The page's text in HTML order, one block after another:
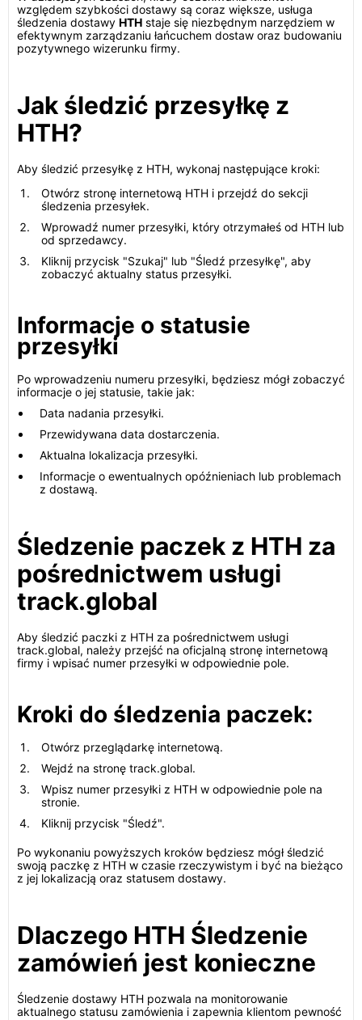
względem szybkości dostawy są coraz większe, usługa
śledzenia dostawy HTH staje się niezbędnym narzędziem w
efektywnym zarządzaniu łańcuchem dostaw oraz budowaniu
pozytywnego wizerunku firmy.
Jak śledzić przesyłkę z
HTH?
Aby śledzić przesyłkę z HTH, wykonaj następujące kroki:
Otwórz stronę internetową HTH i przejdź do sekcji
śledzenia przesyłek.
Wprowadź numer przesyłki, który otrzymałeś od HTH lub
od sprzedawcy.
Kliknij przycisk "Szukaj" lub "Śledź przesyłkę", aby
zobaczyć aktualny status przesyłki.
Informacje o statusie
przesyłki
Po wprowadzeniu numeru przesyłki, będziesz mógł zobaczyć
informacje o jej statusie, takie jak:
Data nadania przesyłki.
Przewidywana data dostarczenia.
Aktualna lokalizacja przesyłki.
Informacje o ewentualnych opóźnieniach lub problemach
z dostawą.
Śledzenie paczek z HTH za
pośrednictwem usługi
track.global
Aby śledzić paczki z HTH za pośrednictwem usługi
track.global, należy przejść na oficjalną stronę internetową
firmy i wpisać numer przesyłki w odpowiednie pole.
Kroki do śledzenia paczek:
Otwórz przeglądarkę internetową.
Wejdź na stronę track.global.
Wpisz numer przesyłki z HTH w odpowiednie pole na
stronie.
Kliknij przycisk "Śledź".
Po wykonaniu powyższych kroków będziesz mógł śledzić
swoją paczkę z HTH w czasie rzeczywistym i być na bieżąco
z jej lokalizacją oraz statusem dostawy.
Dlaczego HTH Śledzenie
zamówień jest konieczne
Śledzenie dostawy HTH pozwala na monitorowanie
aktualnego statusu zamówienia i zapewnia klientom pewność